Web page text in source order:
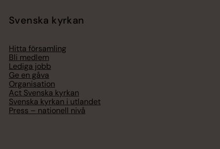
Svenska kyrkan
Hitta församling
Bli medlem
Lediga jobb
Ge en gåva
Organisation
Act Svenska kyrkan
Svenska kyrkan i utlandet
Press – nationell nivå